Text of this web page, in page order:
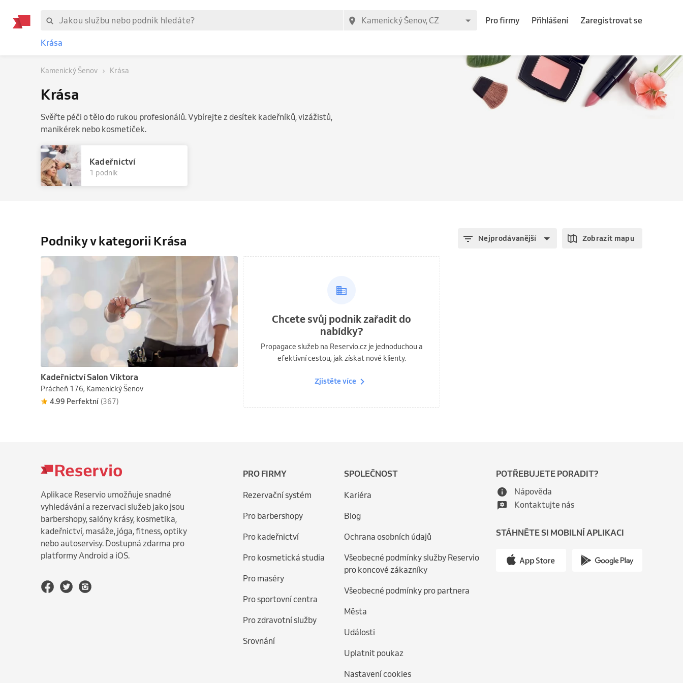
Pro firmy Přihlášení Zaregistrovat se
Krása
Kamenický Šenov Krása
Krása
Svěřte péči o tělo do rukou profesionálů. Vybírejte z desítek kadeřníků, vizážistů,
manikérek nebo kosmetiček.
Kadeřnictví
1 podnik
Podniky v kategorii Krása Nejprodávanější Zobrazit mapu
Kadeřnictví Salon Viktora
Prácheň 176, Kamenický Šenov
4.99 Perfektní (367)
Chcete svůj podnik zařadit do
nabídky?
Propagace služeb na Reservio.cz je jednoduchou a
efektivní cestou, jak získat nové klienty.
Zjistěte více
Aplikace Reservio umožňuje snadné
vyhledávání a rezervaci služeb jako jsou
barbershopy, salóny krásy, kosmetika,
kadeřnictví, masáže, jóga, fitness, optiky
nebo autoservisy. Dostupná zdarma pro
platformy Android a iOS.
PRO FIRMY
Rezervační systém
Pro barbershopy
Pro kadeřnictví
Pro kosmetická studia
Pro maséry
Pro sportovní centra
Pro zdravotní služby
Srovnání
SPOLEČNOST
Kariéra
Blog
Ochrana osobních údajů
Všeobecné podmínky služby Reservio
pro koncové zákazníky
Všeobecné podmínky pro partnera
Města
Události
Uplatnit poukaz
Nastavení cookies
POTŘEBUJETE PORADIT?
Nápověda
Kontaktujte nás
STÁHNĚTE SI MOBILNÍ APLIKACI